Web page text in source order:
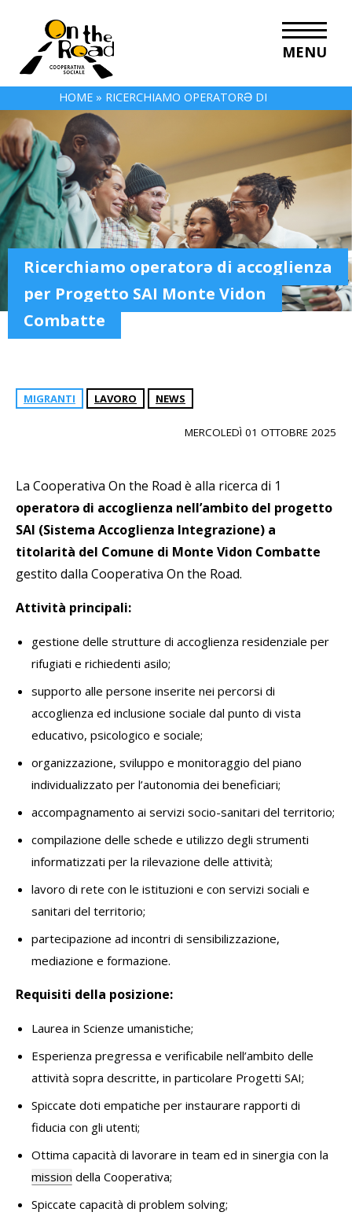
MENU
HOME » RICERCHIAMO OPERATORƏ DI
ACCOGLIENZA PER PROGETTO SAI MONTE VIDON
COMBATTE
Ricerchiamo operatorə di accoglienza
per Progetto SAI Monte Vidon
Combatte
MIGRANTI LAVORO NEWS
MERCOLEDÌ 01 OTTOBRE 2025
La Cooperativa On the Road è alla ricerca di 1
operatorə di accoglienza nell’ambito del progetto
SAI (Sistema Accoglienza Integrazione) a
titolarità del Comune di Monte Vidon Combatte
gestito dalla Cooperativa On the Road.
Attività principali:
gestione delle strutture di accoglienza residenziale per
rifugiati e richiedenti asilo;
supporto alle persone inserite nei percorsi di
accoglienza ed inclusione sociale dal punto di vista
educativo, psicologico e sociale;
organizzazione, sviluppo e monitoraggio del piano
individualizzato per l’autonomia dei beneficiari;
accompagnamento ai servizi socio-sanitari del territorio;
compilazione delle schede e utilizzo degli strumenti
informatizzati per la rilevazione delle attività;
lavoro di rete con le istituzioni e con servizi sociali e
sanitari del territorio;
partecipazione ad incontri di sensibilizzazione,
mediazione e formazione.
Requisiti della posizione:
Laurea in Scienze umanistiche;
Esperienza pregressa e verificabile nell’ambito delle
attività sopra descritte, in particolare Progetti SAI;
Spiccate doti empatiche per instaurare rapporti di
fiducia con gli utenti;
Ottima capacità di lavorare in team ed in sinergia con la
mission della Cooperativa;
Spiccate capacità di problem solving;